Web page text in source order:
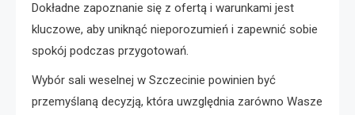
Dokładne zapoznanie się z ofertą i warunkami jest
kluczowe, aby uniknąć nieporozumień i zapewnić sobie
spokój podczas przygotowań.
Wybór sali weselnej w Szczecinie powinien być
przemyślaną decyzją, która uwzględnia zarówno Wasze